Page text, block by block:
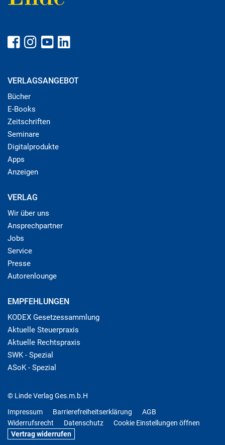
VERLAGSANGEBOT
Bücher
E-Books
Zeitschriften
Seminare
Digitalprodukte
Apps
Anzeigen
VERLAG
Wir über uns
Ansprechpartner
Jobs
Service
Presse
Autorenlounge
EMPFEHLUNGEN
KODEX Gesetzessammlung
Aktuelle Steuerpraxis
Aktuelle Rechtspraxis
SWK - Spezial
ASoK - Spezial
© Linde Verlag Ges.m.b.H
Impressum
Barrierefreiheitserklärung
AGB
Widerrufsrecht
Datenschutz
Cookie Einstellungen öffnen
Vertrag widerrufen